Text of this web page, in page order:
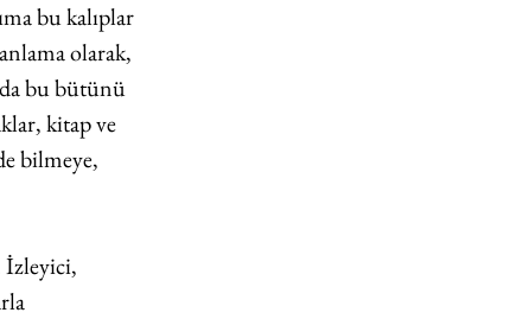
bu kalıplar
olarak,
bu bütünü
kitap ve
bilmeye,
İzleyici,